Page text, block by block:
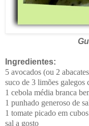
Ingredientes:
5 avocados (ou 2
suco de 3 limões galegos
1 cebola média branca
1 punhado generoso de
1 tomate picado em
sal a gosto